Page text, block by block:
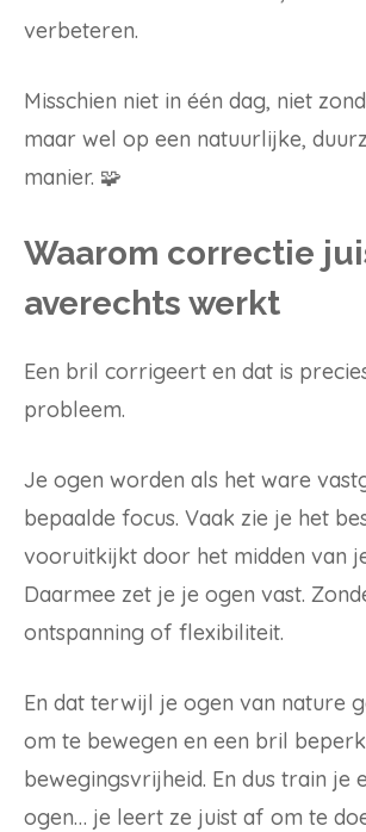
verbeteren.
Misschien niet in één dag, niet
maar wel op een natuurlijke,
manier. 🧩
Waarom correctie
averechts werkt
Een bril corrigeert en dat is
probleem.
Je ogen worden als het ware
bepaalde focus. Vaak zie je het
vooruitkijkt door het midden van
Daarmee zet je je ogen vast.
ontspanning of flexibiliteit.
En dat terwijl je ogen van nature
om te bewegen en een bril
bewegingsvrijheid. En dus train je
ogen… je leert ze juist af om te